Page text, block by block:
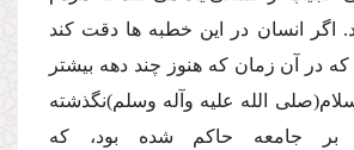
اگر انسان در این خطبه ها دقت كند
در آن زمان كه هنوز چند دهه بیشتر
الله علیه وآله وسلم)نگذشته
بر جامعه حاكم شده بود، كه